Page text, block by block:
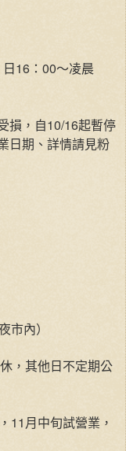
16：00～凌晨
損，自10/16起暫停
日期、詳情請見粉
內）
，其他日不定期公
11月中旬試營業，